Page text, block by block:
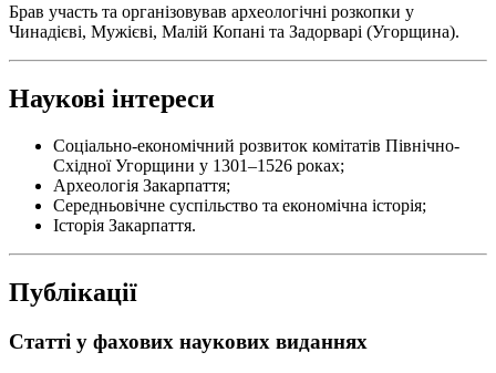
Брав участь та організовував археологічні розкопки у
Чинадієві, Мужієві, Малій Копані та Задорварі (Угорщина).
Наукові інтереси
Соціально-економічний розвиток комітатів Північно-
Східної Угорщини у 1301–1526 роках;
Археологія Закарпаття;
Середньовічне суспільство та економічна історія;
Історія Закарпаття.
Публікації
Статті у фахових наукових виданнях